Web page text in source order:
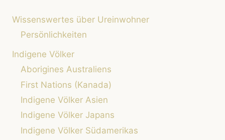
EINZIGARTIGE
KULTUR
Wissenswertes über Ureinwohner
Persönlichkeiten
Indigene Völker
Aborigines Australiens
First Nations (Kanada)
Indigene Völker Asien
Indigene Völker Japans
Indigene Völker Südamerikas